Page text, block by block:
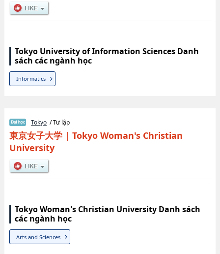
Tokyo University of Information Sciences Danh
sách các ngành học
Informatics
Tokyo / Tư lập
東京女子大学| Tokyo Woman's Christian
University
Tokyo Woman's Christian University Danh sách
các ngành học
Arts and Sciences